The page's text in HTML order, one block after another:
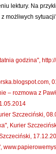
lektury. Na
możliwych
godzina",
– rozmowa z
Szczeciński,
Kurier